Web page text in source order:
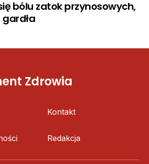
bólu zatok przynosowych,
Zdrowia
Kontakt
Redakcja